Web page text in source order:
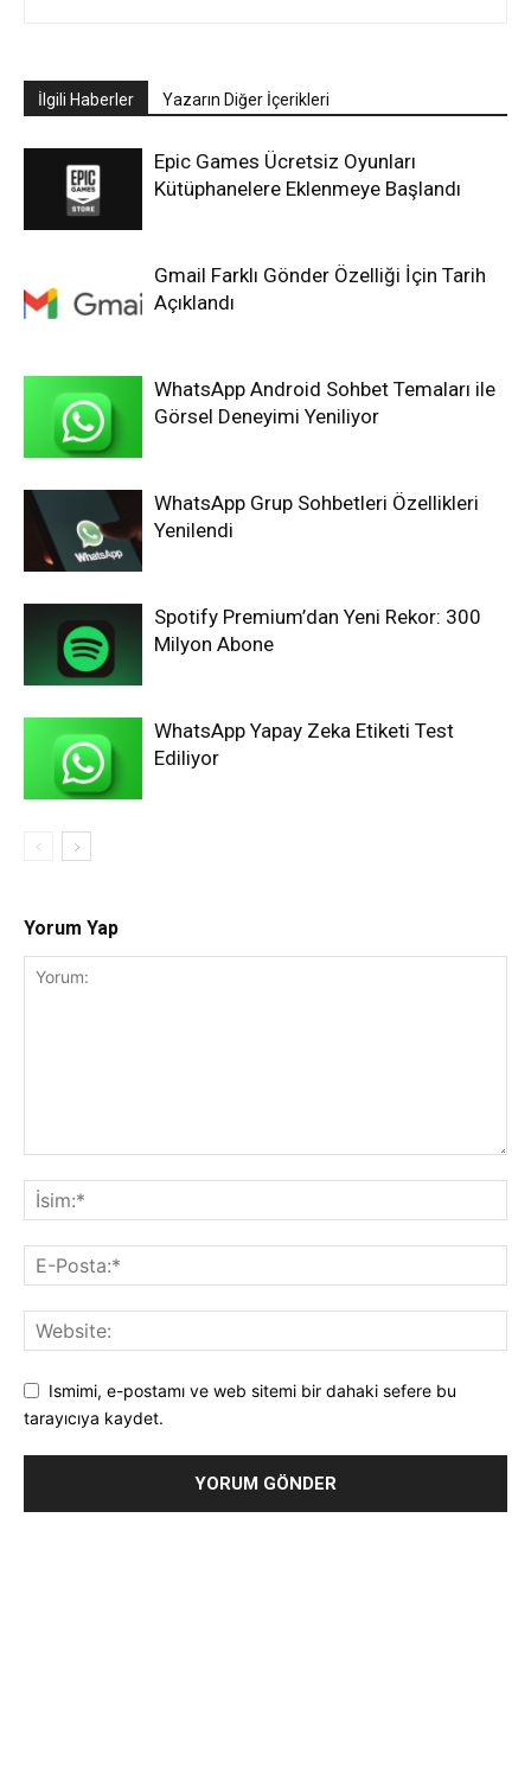
İlgili Haberler Yazarın Diğer İçerikleri
Epic Games Ücretsiz Oyunları
Kütüphanelere Eklenmeye Başlandı
Gmail Farklı Gönder Özelliği İçin Tarih
Açıklandı
WhatsApp Android Sohbet Temaları ile
Görsel Deneyimi Yeniliyor
WhatsApp Grup Sohbetleri Özellikleri
Yenilendi
Spotify Premium’dan Yeni Rekor: 300
Milyon Abone
WhatsApp Yapay Zeka Etiketi Test
Ediliyor
Yorum Yap
Ismimi, e-postamı ve web sitemi bir dahaki sefere bu
tarayıcıya kaydet.